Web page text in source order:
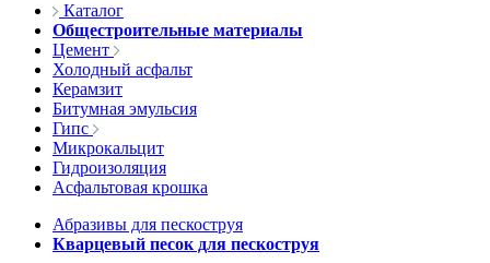
Каталог
Общестроительные материалы
Цемент
Холодный асфальт
Керамзит
Битумная эмульсия
Гипс
Микрокальцит
Гидроизоляция
Асфальтовая крошка
Абразивы для пескоструя
Кварцевый песок для пескоструя